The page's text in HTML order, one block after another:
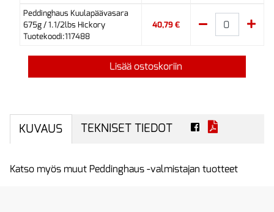
Peddinghaus Kuulapäävasara
675g / 1.1/2lbs Hickory
Tuotekoodi:117488
40,79 €
Lisää ostoskoriin
KUVAUS TEKNISET TIEDOT
Katso myös muut Peddinghaus -valmistajan tuotteet